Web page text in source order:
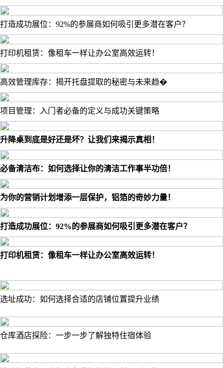
打造成功展位：92%的参展商如何吸引更多潜在客户？
打印机租赁：像租车一样让办公室高效运转！
高效管理库存：揭开托盘提取的秘密与未来趋�
项目管理：入门者必备的定义与成功关键策略
升降桌到底是好还是坏？让我们来揭示真相！
必备清洁布：如何选择让你的清洁工作事半功倍！
为你的营销计划增添一层保护，铝箔的奇妙力量！
打造成功展位：92%的参展商如何吸引更多潜在客户？
打印机租赁：像租车一样让办公室高效运转！
选址成功：如何选择合适的店铺位置提升业绩
仓库酒店探险：一步一步了解独特住宿体验